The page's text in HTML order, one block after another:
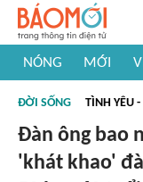
NÓNG MỚI
#Khám phá thế giới
ĐỜI SỐNG TÌNH YÊU
Đàn ông bao
'khát khao'